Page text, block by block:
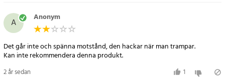
A Anonym
Det går inte och spänna motstånd, den hackar när man trampar.
Kan inte rekommendera denna produkt.
2 år sedan 1